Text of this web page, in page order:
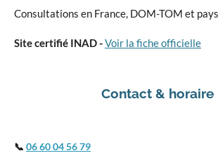
Consultations en France, DOM-TOM et
Site certifié INAD -Voir la fiche officielle
Contact & horaire
📞 06 60 04 56 79